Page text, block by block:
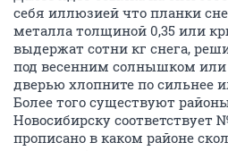
себя иллюзией что планки
металла толщиной 0,35 или
выдержат сотни кг снега,
под весенним солнышком или
дверью хлопните по сильнее
Более того существуют
Новосибирску соответствует
прописано в каком районе